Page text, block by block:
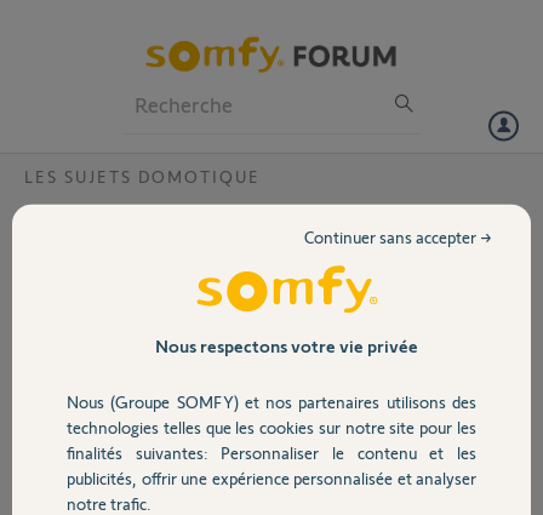
Volet
Sécurité
Domotique
LES SUJETS DOMOTIQUE
Désactiver le compte de l’ancien
J’ai désactiver à un moment le compte de l’ancien propriétaire mais je
n’arrive plus a y accéder avec mon compte j’ai voulu rechanger mon
adresse mail et mon de passe depuis impossible
romy S.
il y a presque 8 ans
Participer au fil de discussion
Nous respectons votre vie privée
Nous (Groupe SOMFY) et nos partenaires utilisons des
technologies telles que les cookies sur notre site pour les
finalités suivantes: Personnaliser le contenu et les
publicités, offrir une expérience personnalisée et analyser
notre trafic.
Continuer sans accepter →